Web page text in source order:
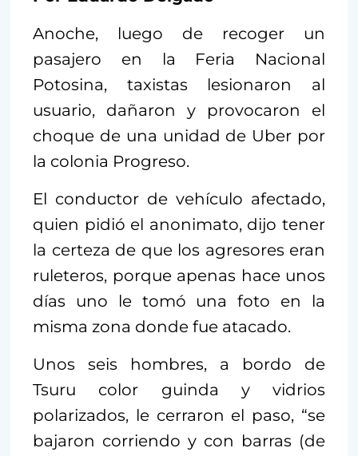
Anoche, luego de recoger un
pasajero en la Feria Nacional
Potosina, taxistas lesionaron al
usuario, dañaron y provocaron el
choque de una unidad de Uber por
la colonia Progreso.
El conductor de vehículo afectado,
quien pidió el anonimato, dijo tener
la certeza de que los agresores eran
ruleteros, porque apenas hace unos
días uno le tomó una foto en la
misma zona donde fue atacado.
Unos seis hombres, a bordo de
Tsuru color guinda y vidrios
polarizados, le cerraron el paso, “se
bajaron corriendo y con barras (de